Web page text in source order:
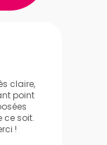
claire,
point
ce soit.
!